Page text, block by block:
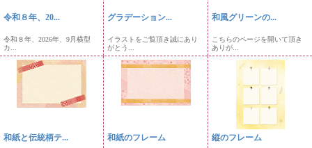
令和８年、20...
令和８年、2026年、9月横型
カ...
グラデーション...
イラストをご覧頂き誠にあり
がとう...
和風グリーンの...
こちらのページを開いて頂き
ありが...
和紙と伝統柄テ... 和紙のフレーム 縦のフレーム